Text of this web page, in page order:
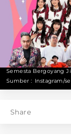
Semesta Bergoyang
Sumber : Instagram/
Share